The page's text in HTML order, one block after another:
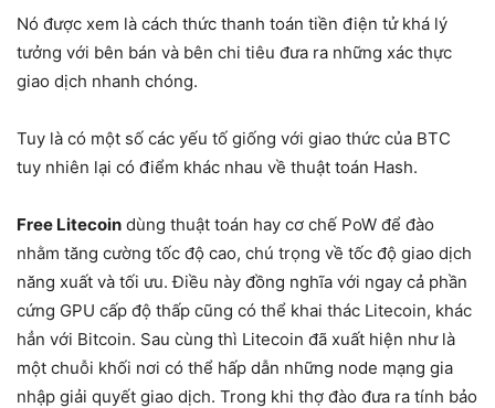
Nó được xem là cách thức thanh toán tiền điện tử khá lý
tưởng với bên bán và bên chi tiêu đưa ra những xác thực
giao dịch nhanh chóng.
Tuy là có một số các yếu tố giống với giao thức của BTC
tuy nhiên lại có điểm khác nhau về thuật toán Hash.
Free Litecoin dùng thuật toán hay cơ chế PoW để đào
nhằm tăng cường tốc độ cao, chú trọng về tốc độ giao dịch
năng xuất và tối ưu. Điều này đồng nghĩa với ngay cả phần
cứng GPU cấp độ thấp cũng có thể khai thác Litecoin, khác
hẳn với Bitcoin. Sau cùng thì Litecoin đã xuất hiện như là
một chuỗi khối nơi có thể hấp dẫn những node mạng gia
nhập giải quyết giao dịch. Trong khi thợ đào đưa ra tính bảo